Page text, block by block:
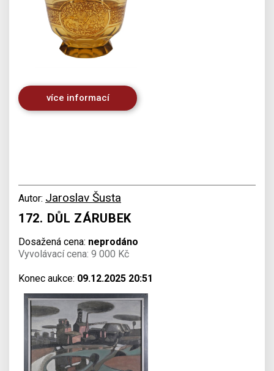
více informací
Autor: Jaroslav Šusta
172. DŮL ZÁRUBEK
Dosažená cena: neprodáno
Vyvolávací cena: 9 000 Kč
Konec aukce: 09.12.2025 20:51